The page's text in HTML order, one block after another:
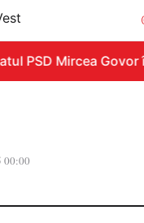
PSD Mircea
00:00